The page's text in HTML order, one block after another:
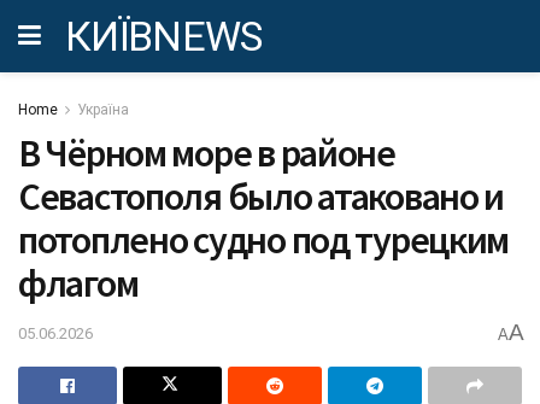
КИЇВNEWS
Home Україна
В Чёрном море в районе
Севастополя было атаковано и
потоплено судно под турецким
флагом
05.06.2026 AA